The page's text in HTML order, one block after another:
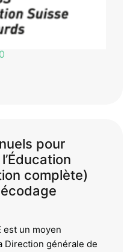
pour
complète)
est un moyen
Direction générale de